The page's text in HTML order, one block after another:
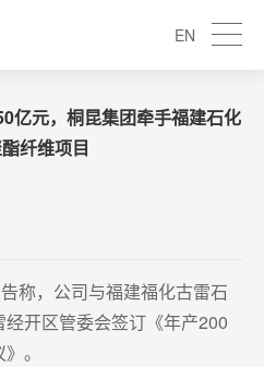
EN
亿元，桐昆集团牵手福建石化
纤维项目
称，公司与福建福化古雷石
开区管委会签订《年产200
。